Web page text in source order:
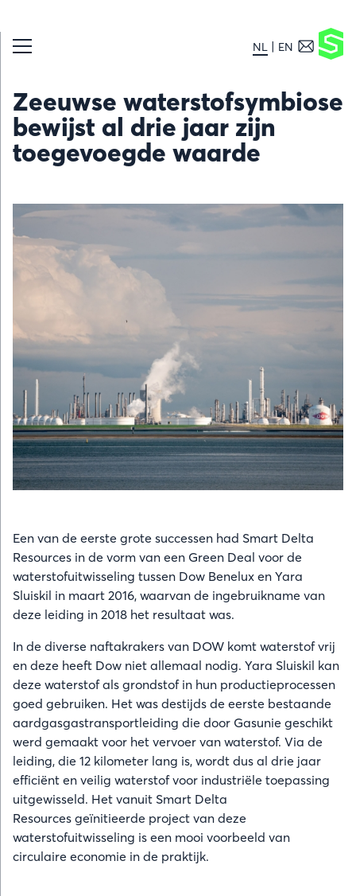
NL EN
Zeeuwse waterstofsymbiose
bewijst al drie jaar zijn
toegevoegde waarde
Een van de eerste grote successen had Smart Delta
Resources in de vorm van een Green Deal voor de
waterstofuitwisseling tussen Dow Benelux en Yara
Sluiskil in maart 2016, waarvan de ingebruikname van
deze leiding in 2018 het resultaat was.
In de diverse naftakrakers van DOW komt waterstof vrij
en deze heeft Dow niet allemaal nodig. Yara Sluiskil kan
deze waterstof als grondstof in hun productieprocessen
goed gebruiken. Het was destijds de eerste bestaande
aardgasgastransportleiding die door Gasunie geschikt
werd gemaakt voor het vervoer van waterstof. Via de
leiding, die 12 kilometer lang is, wordt dus al drie jaar
efficiënt en veilig waterstof voor industriële toepassing
uitgewisseld. Het vanuit Smart Delta
Resources geïnitieerde project van deze
waterstofuitwisseling is een mooi voorbeeld van
circulaire economie in de praktijk.